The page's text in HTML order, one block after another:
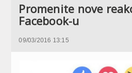
Promenite nove
Facebook-u
09/03/2016 13:15